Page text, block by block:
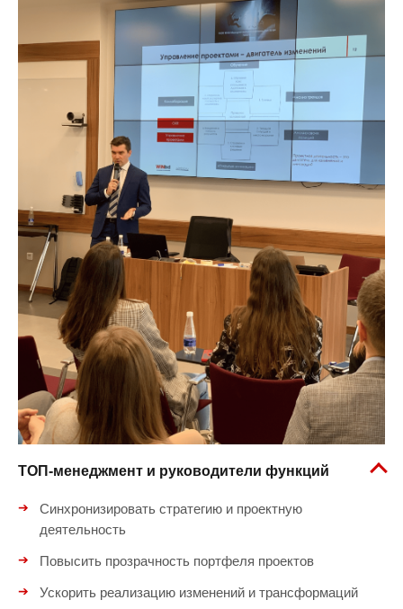
ТОП-менеджмент и руководители функций
Синхронизировать стратегию и проектную
деятельность
Повысить прозрачность портфеля проектов
Ускорить реализацию изменений и трансформаций